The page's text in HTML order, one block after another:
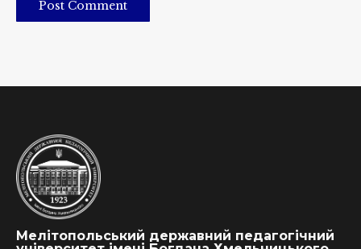
Post Comment
Мелітопольський державний педагогічний